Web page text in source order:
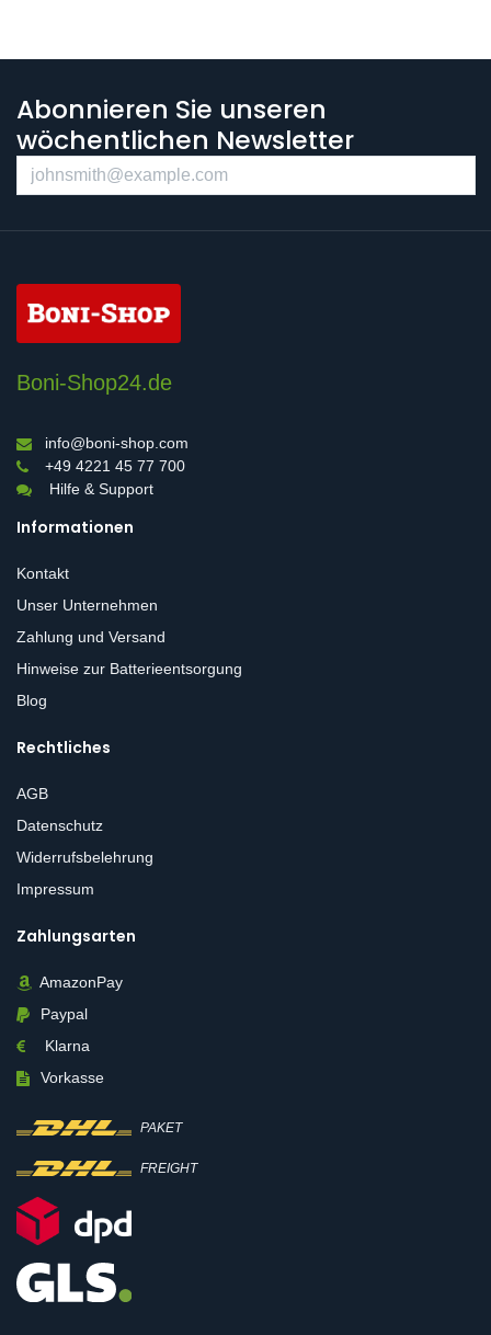
Abonnieren Sie unseren
wöchentlichen Newsletter
Boni-Shop24.de
info@boni-shop.com
+49 4221 45 77 700
Hilfe & Support
Informationen
Kontakt
Unser Unternehmen
Zahlung und Versand
Hinweise zur Batterieentsorgung
Blog
Rechtliches
AGB
Datenschutz
Widerrufsbelehrung
Impressum
Zahlungsarten
AmazonPay
Paypal
Klarna
Vorkasse
PAKET
FREIGHT